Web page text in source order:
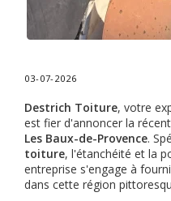
03-07-2026
Destrich Toiture, votre
est fier d'annoncer la
Les Baux-de-Provence.
toiture, l'étanchéité et la
entreprise s'engage à
dans cette région